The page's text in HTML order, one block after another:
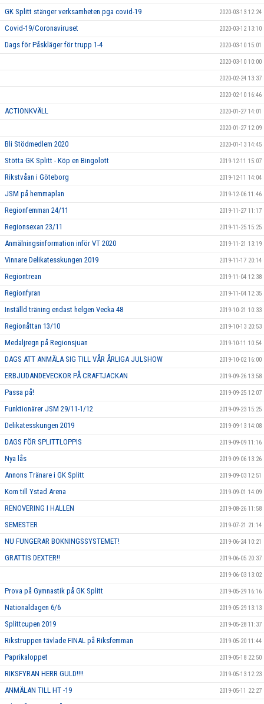
GK Splitt stänger verksamheten pga covid-19 2020-03-13 12:24
Covid-19/Coronaviruset 2020-03-12 13:10
Dags för Påskläger för trupp 1-4 2020-03-10 15:01
2020-03-10 10:00
2020-02-24 13:37
2020-02-10 16:46
ACTIONKVÄLL 2020-01-27 14:01
2020-01-27 12:09
Bli Stödmedlem 2020 2020-01-13 14:45
Stötta GK Splitt - Köp en Bingolott 2019-12-11 15:07
Rikstvåan i Göteborg 2019-12-11 14:04
JSM på hemmaplan 2019-12-06 11:46
Regionfemman 24/11 2019-11-27 11:17
Regionsexan 23/11 2019-11-25 15:25
Anmälningsinformation inför VT 2020 2019-11-21 13:19
Vinnare Delikatesskungen 2019 2019-11-17 20:14
Regiontrean 2019-11-04 12:38
Regionfyran 2019-11-04 12:35
Inställd träning endast helgen Vecka 48 2019-10-21 10:33
Regionåttan 13/10 2019-10-13 20:53
Medaljregn på Regionsjuan 2019-10-11 10:54
DAGS ATT ANMÄLA SIG TILL VÅR ÅRLIGA JULSHOW 2019-10-02 16:00
ERBJUDANDEVECKOR PÅ CRAFTJACKAN 2019-09-26 13:58
Passa på! 2019-09-25 12:07
Funktionärer JSM 29/11-1/12 2019-09-23 15:25
Delikatesskungen 2019 2019-09-13 14:08
DAGS FÖR SPLITTLOPPIS 2019-09-09 11:16
Nya lås 2019-09-06 13:26
Annons Tränare i GK Splitt 2019-09-03 12:51
Kom till Ystad Arena 2019-09-01 14:09
RENOVERING I HALLEN 2019-08-26 11:58
SEMESTER 2019-07-21 21:14
NU FUNGERAR BOKNINGSSYSTEMET! 2019-06-24 10:21
GRATTIS DEXTER!! 2019-06-05 20:37
2019-06-03 13:02
Prova på Gymnastik på GK Splitt 2019-05-29 16:16
Nationaldagen 6/6 2019-05-29 13:13
Splittcupen 2019 2019-05-28 11:37
Rikstruppen tävlade FINAL på Riksfemman 2019-05-20 11:44
Paprikaloppet 2019-05-18 22:50
RIKSFYRAN HERR GULD!!!! 2019-05-13 12:23
ANMÄLAN TILL HT -19 2019-05-11 22:27